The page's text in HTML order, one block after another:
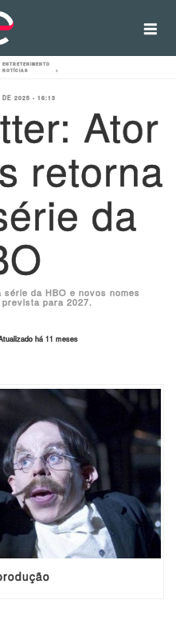
ENTRETENIMENTO
NOTÍCIAS
>
DE 2025 - 16:13 Ator
retorna
da
da HBO e novos nomes
para 2027.
há 11 meses